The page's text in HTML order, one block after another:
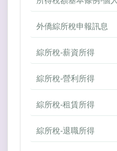
外僑綜所稅申報訊息
綜所稅-薪資所得
綜所稅-營利所得
綜所稅-租賃所得
綜所稅-退職所得